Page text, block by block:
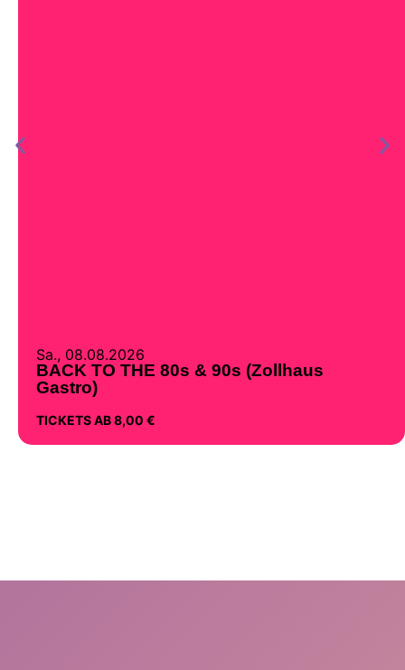
Sa., 08.08.2026
BACK TO THE 80s & 90s (Zollhaus
Gastro)
TICKETS AB 8,00 €